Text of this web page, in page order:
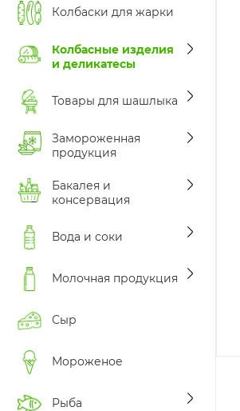
Колбаски для жарки
Колбасные изделия
и деликатесы
Товары для шашлыка
Замороженная
продукция
Бакалея и
консервация
Вода и соки
Молочная продукция
Сыр
Мороженое
Рыба